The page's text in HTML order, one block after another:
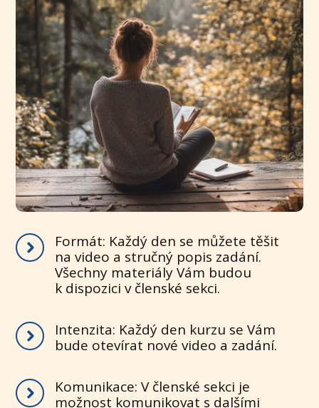
Formát: Každý den se můžete těšit
na video a stručný popis zadání.
Všechny materiály Vám budou
k dispozici v členské sekci.
Intenzita: Každý den kurzu se Vám
bude otevírat nové video a zadání.
Komunikace: V členské sekci je
možnost komunikovat s dalšími